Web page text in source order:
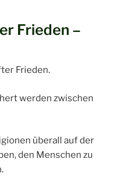
Frieden –
Frieden.
werden zwischen
überall auf der
den Menschen zu